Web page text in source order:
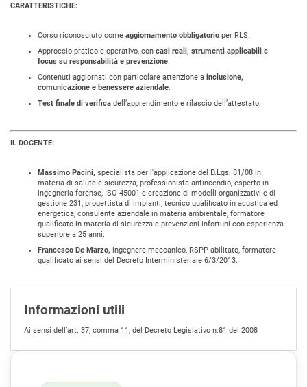
CARATTERISTICHE:
Corso riconosciuto come aggiornamento obbligatorio per RLS.
Approccio pratico e operativo, con casi reali, strumenti applicabili e
focus su responsabilità e prevenzione.
Contenuti aggiornati con particolare attenzione a inclusione,
comunicazione e benessere aziendale.
Test finale di verifica dell’apprendimento e rilascio dell’attestato.
IL DOCENTE:
Massimo Pacini, specialista per l'applicazione del D.Lgs. 81/08 in
materia di salute e sicurezza, professionista antincendio, esperto in
ingegneria forense, ISO 45001 e creazione di modelli organizzativi e di
gestione 231, progettista di impianti, tecnico qualificato in acustica ed
energetica, consulente aziendale in materia ambientale, formatore
qualificato in materia di sicurezza e prevenzioni infortuni con esperienza
superiore a 25 anni.
Francesco De Marzo, ingegnere meccanico, RSPP abilitato, formatore
qualificato ai sensi del Decreto Interministeriale 6/3/2013.
Informazioni utili
Ai sensi dell’art. 37, comma 11, del Decreto Legislativo n.81 del 2008